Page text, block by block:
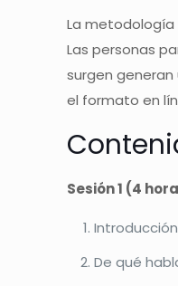
La
Las personas
surgen
el formato en
Sesión 1 (4
De qué